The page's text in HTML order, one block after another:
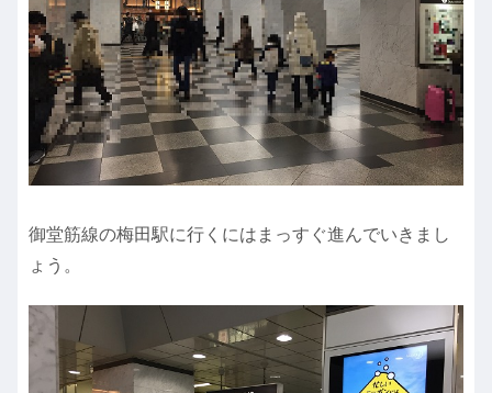
御堂筋線の梅田駅に行くにはまっすぐ進んでいきまし
ょう。